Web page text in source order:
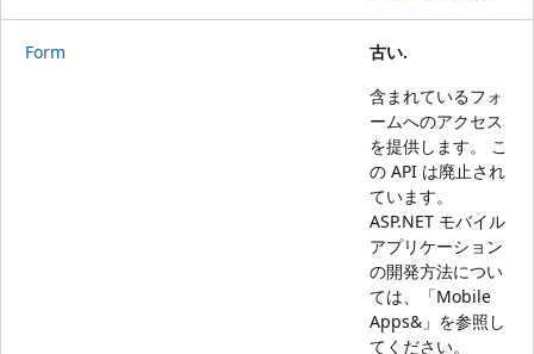
Form
古い.
含まれているフォ
ームへのアクセス
を提供します。 こ
の API は廃止され
ています。
ASP.NET モバイル
アプリケーション
の開発方法につい
ては、「Mobile
Apps&」を参照し
てください。